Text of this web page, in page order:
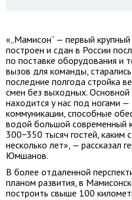
«„Мамисон“ — первый
построен и сдан в России
по поставке оборудования и
вызов для команды,
последние полгода стройка
смен без выходных.
находится у нас под ногами
коммуникации, способные
водой большой современный
300−350 тысяч гостей, каким
несколько лет», — рассказал
Юмшанов.
В более отдаленной
планом развития, в
построить свыше 100